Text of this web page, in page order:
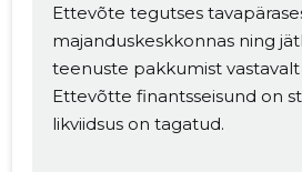
Ettevõte tegutses
majanduskeskkonnas ning
teenuste pakkumist
Ettevõtte finantsseisund on
likviidsus on tagatud.